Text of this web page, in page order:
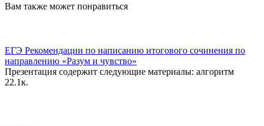
Вам также может понравиться
ЕГЭ Рекомендации по написанию итогового сочинения по
направлению «Разум и чувство»
Презентация содержит следующие материалы: алгоритм
22.1к.